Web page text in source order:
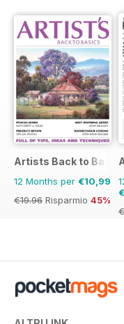
Artists Back to
12 Months per €10,99
€19.96 Risparmio 45%